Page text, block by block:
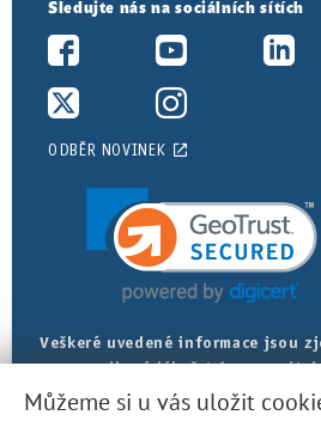
Sledujte nás na sociálních sítích
ODBĚR NOVINEK
Veškeré uvedené informace jsou
posudkové lékařství
najdete v právních
Můžeme si u vás uložit